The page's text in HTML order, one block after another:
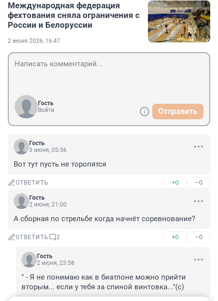
Международная федерация
фехтования сняла ограничения с
России и Белоруссии
2 июня 2026, 16:47
Гость
Войти
Отправить
Гость
3 июня, 05:56
Вот тут пусть не торопятся
ОТВЕТИТЬ +0 –0
Гость
2 июня, 21:00
А сборная по стрельбе когда начнёт соревнование?
ОТВЕТИТЬ 2 +0 –0
Гость
2 июня, 23:58
" - Я не понимаю как в биатлоне можно прийти
вторым... если у тебя за спиной винтовка..."(с)